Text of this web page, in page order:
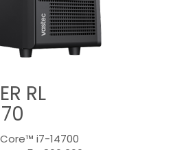
RL
i7-14700